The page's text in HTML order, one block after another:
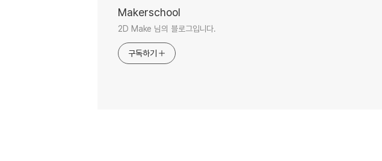
Makerschool
2D Make 님의 블로그입니다.
구독하기